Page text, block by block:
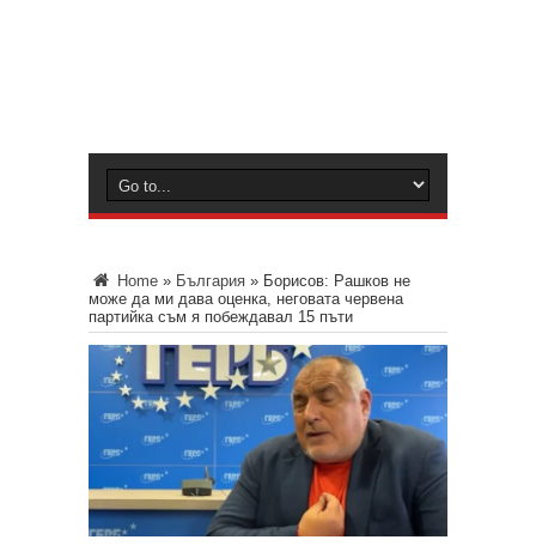
Home » България » Борисов: Рашков не
може да ми дава оценка, неговата червена
партийка съм я побеждавал 15 пъти